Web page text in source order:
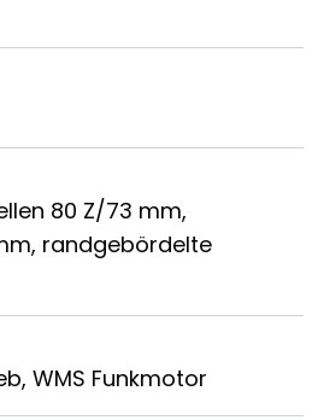
80 Z/73 mm,
randgebördelte
WMS Funkmotor